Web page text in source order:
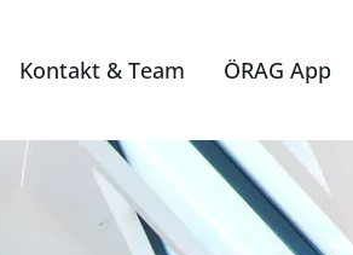
Kontakt & Team ÖRAG App